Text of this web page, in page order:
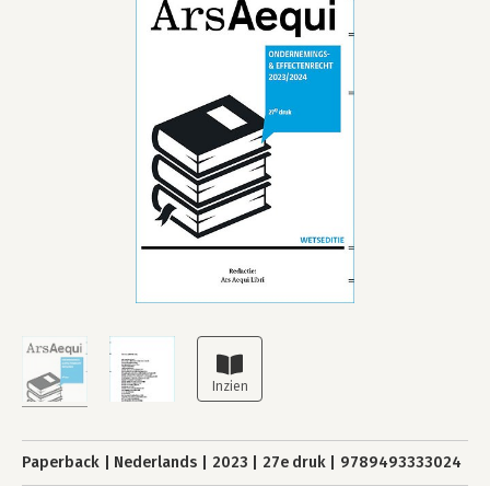
Paperback Nederlands 2023 27e druk 9789493333024